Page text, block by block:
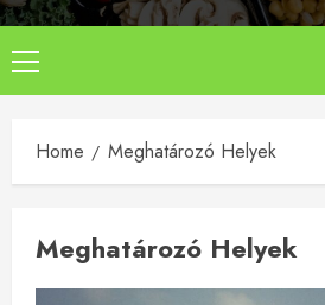
Primary
Menu
Home Meghatározó Helyek
Meghatározó Helyek